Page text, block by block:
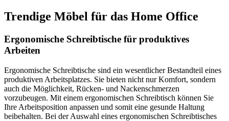
Trendige Möbel für das Home Office
Ergonomische Schreibtische für produktives
Arbeiten
Ergonomische Schreibtische sind ein wesentlicher Bestandteil eines
produktiven Arbeitsplatzes. Sie bieten nicht nur Komfort, sondern
auch die Möglichkeit, Rücken- und Nackenschmerzen
vorzubeugen. Mit einem ergonomischen Schreibtisch können Sie
Ihre Arbeitsposition anpassen und somit eine gesunde Haltung
beibehalten. Bei der Auswahl eines ergonomischen Schreibtisches